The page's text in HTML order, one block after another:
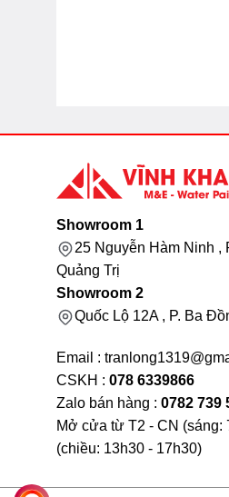
Showroom 1
25 Nguyễn Hàm Ninh ,
Quảng Trị
Showroom 2
Quốc Lộ 12A , P. Ba
Email :
CSKH : 078 6339866
Zalo bán hàng : 0782 739
Mở cửa từ T2 - CN (sáng:
(chiều: 13h30 - 17h30)